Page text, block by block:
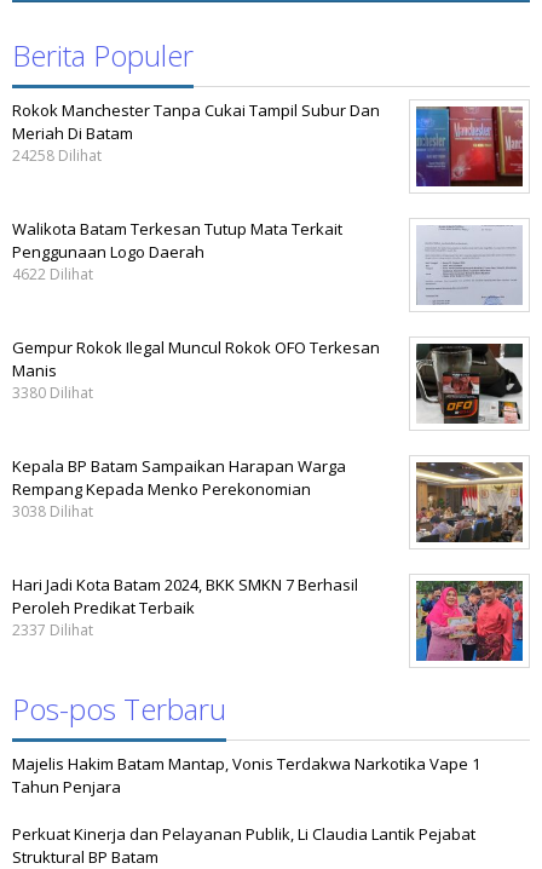
Berita Populer
Rokok Manchester Tanpa Cukai Tampil Subur Dan
Meriah Di Batam
24258 Dilihat
Walikota Batam Terkesan Tutup Mata Terkait
Penggunaan Logo Daerah
4622 Dilihat
Gempur Rokok Ilegal Muncul Rokok OFO Terkesan
Manis
3380 Dilihat
Kepala BP Batam Sampaikan Harapan Warga
Rempang Kepada Menko Perekonomian
3038 Dilihat
Hari Jadi Kota Batam 2024, BKK SMKN 7 Berhasil
Peroleh Predikat Terbaik
2337 Dilihat
Pos-pos Terbaru
Majelis Hakim Batam Mantap, Vonis Terdakwa Narkotika Vape 1
Tahun Penjara
Perkuat Kinerja dan Pelayanan Publik, Li Claudia Lantik Pejabat
Struktural BP Batam